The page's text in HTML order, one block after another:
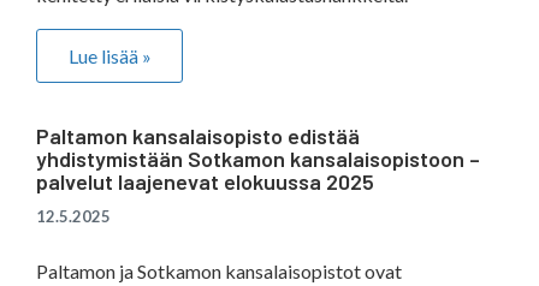
Lue lisää »
Paltamon kansalaisopisto edistää
yhdistymistään Sotkamon kansalaisopistoon –
palvelut laajenevat elokuussa 2025
12.5.2025
Paltamon ja Sotkamon kansalaisopistot ovat